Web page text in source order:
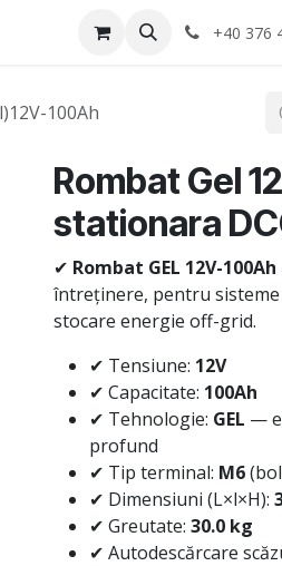
Service-uri montaj +40 376
100Ah
Rombat Gel
stationara
✔ Rombat GEL 12V-100Ah
întreținere, pentru
stocare energie off-grid.
✔ Tensiune: 12V
✔ Capacitate: 100Ah
✔ Tehnologie: GEL —
profund
✔ Tip terminal: M6
✔ Dimensiuni (L×l×H):
✔ Greutate: 30.0 kg
✔ Autodescărcare